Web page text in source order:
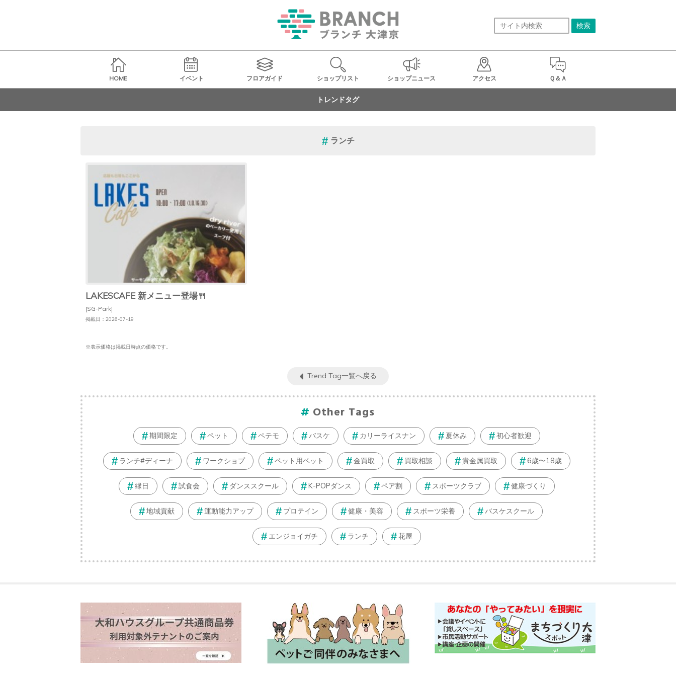
HOME イベント フロアガイド ショップリスト ショップニュース アクセス Ｑ＆Ａ
トレンドタグ
ランチ
LAKESCAFE 新メニュー登場🍴
[SG-Park]
掲載日：2026-07-19
※表示価格は掲載日時点の価格です。
Trend Tag一覧へ戻る
Other Tags
期間限定 ペット ペテモ バスケ カリーライスナン 夏休み 初心者歓迎
ランチ#ディーナ ワークショプ ペット用ベット 金買取 買取相談 貴金属買取 6歳〜18歳
縁日 試食会 ダンススクール K-POPダンス ペア割 スポーツクラブ 健康づくり
地域貢献 運動能力アップ プロテイン 健康・美容 スポーツ栄養 バスケスクール
エンジョイガチ ランチ 花屋